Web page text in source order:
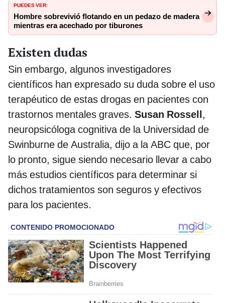
PUEDES VER:
Hombre sobrevivió flotando en un pedazo de madera
mientras era acechado por tiburones
Existen dudas
Sin embargo, algunos investigadores
científicos han expresado su duda sobre el uso
terapéutico de estas drogas en pacientes con
trastornos mentales graves. Susan Rossell,
neuropsicóloga cognitiva de la Universidad de
Swinburne de Australia, dijo a la ABC que, por
lo pronto, sigue siendo necesario llevar a cabo
más estudios científicos para determinar si
dichos tratamientos son seguros y efectivos
para los pacientes.